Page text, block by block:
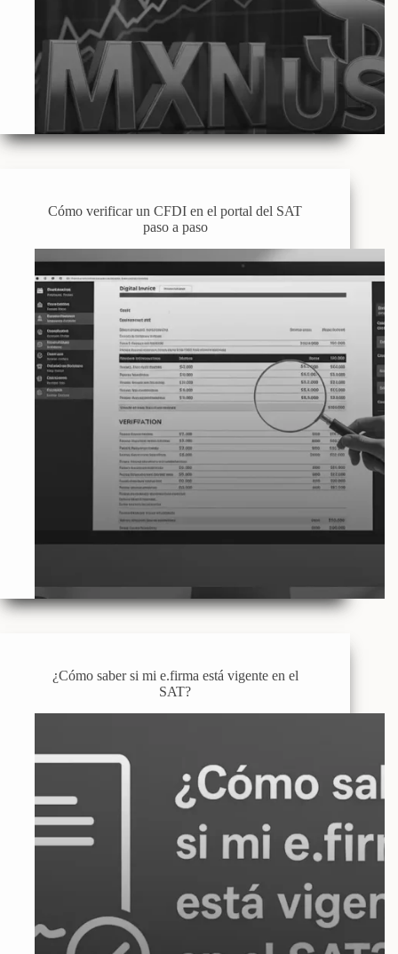
Cómo verificar un CFDI en el portal del SAT
paso a paso
¿Cómo saber si mi e.firma está vigente en el
SAT?